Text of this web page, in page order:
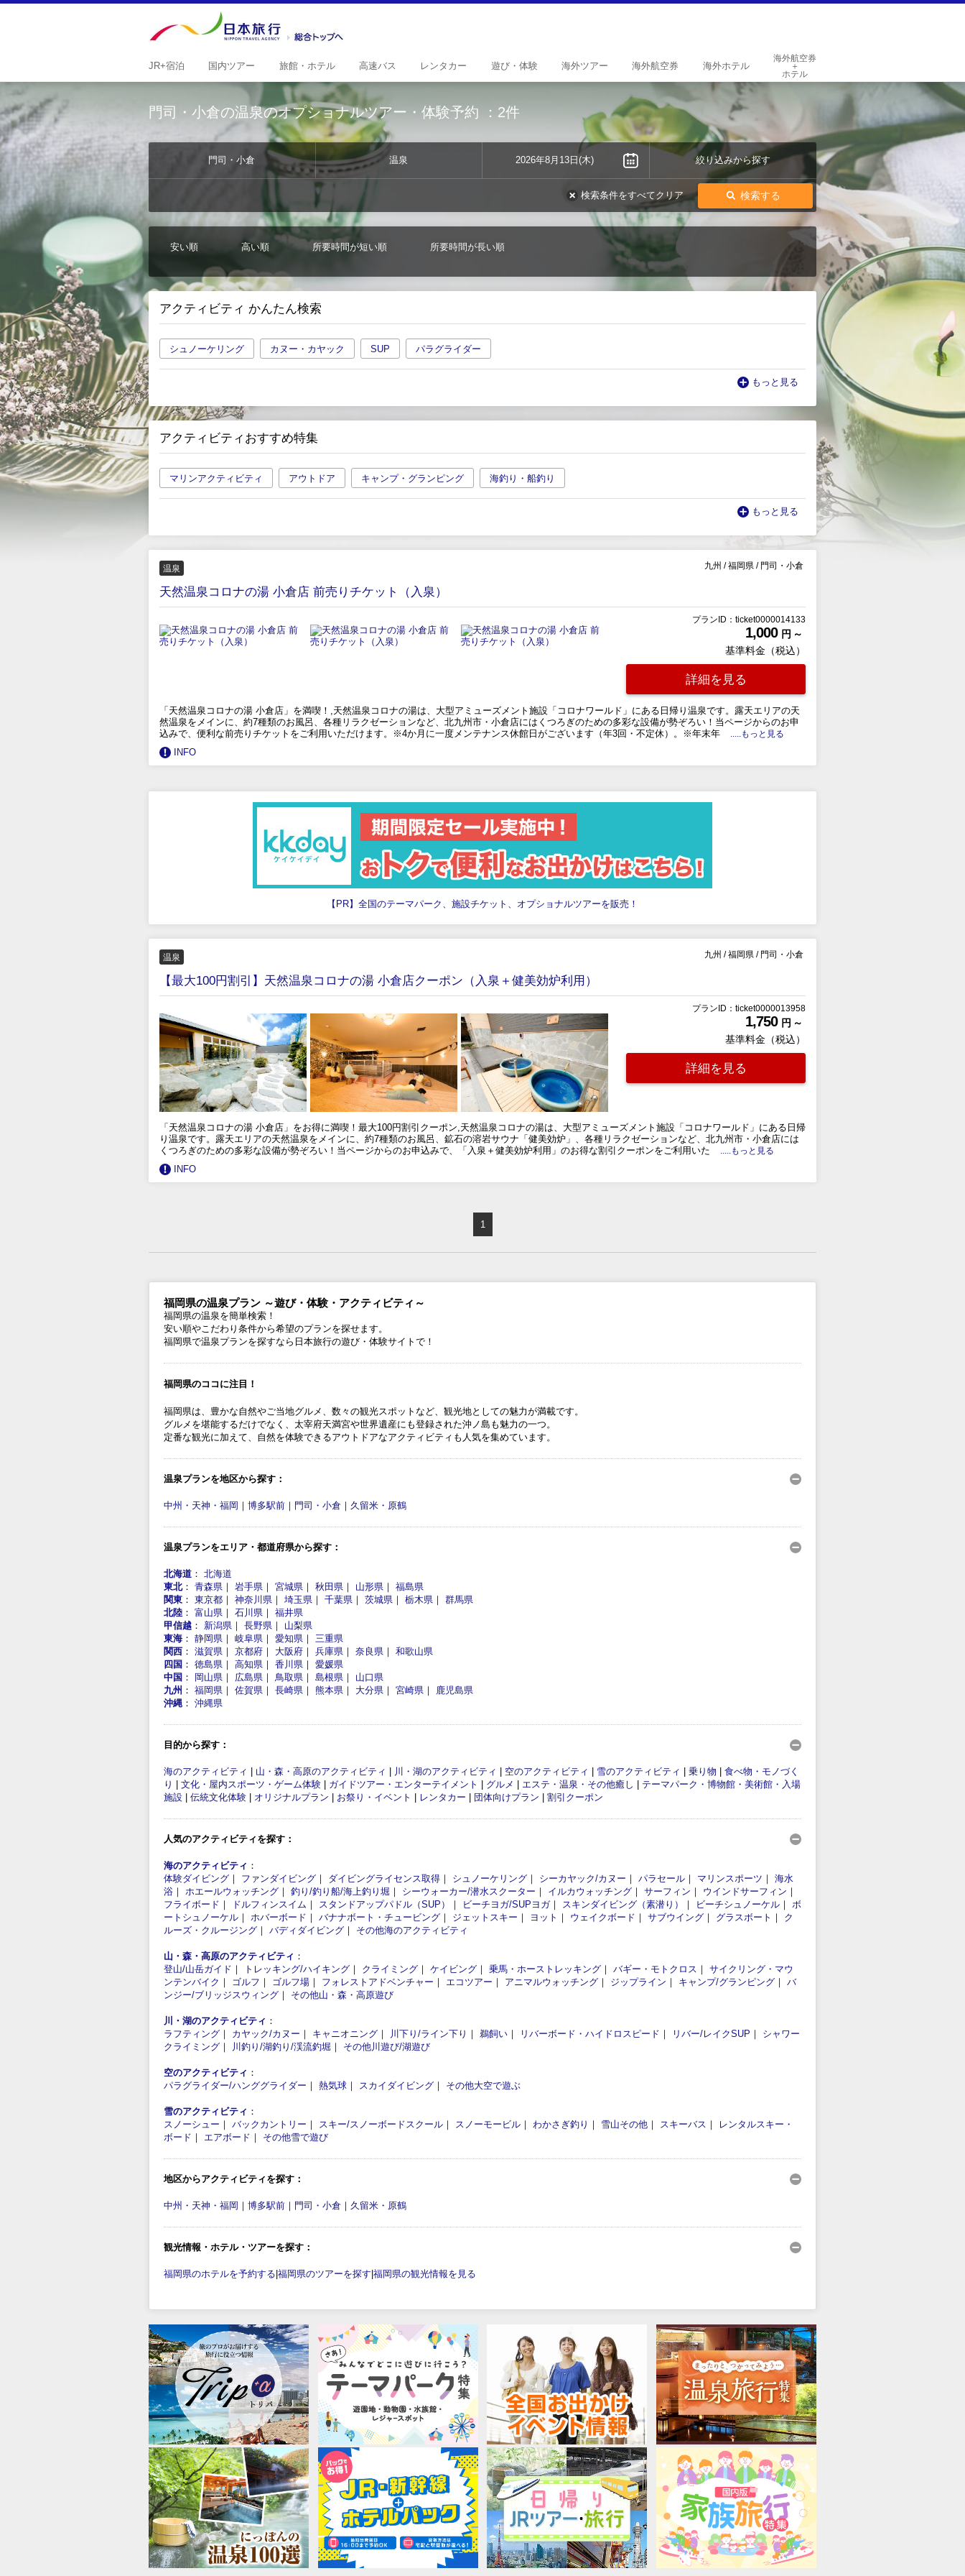
JR+宿泊 国内ツアー 旅館・ ホテル 高速バス レンタ カー 遊び・ 体験 海外ツアー 海外航空券 海外ホテル
海外航空券
＋
ホテル
門司・小倉の温泉のオプショナルツアー・体験予約 ：2件
門司・小倉 温泉 2026年8月13日(木) 絞り込みから探す
検索する
検索条件をすべてクリア
安い順 高い順 所要時間が短い順 所要時間が長い順
アクティビティ かんたん検索
シュノーケリング カヌー・カヤック SUP パラグライダー
もっと見る
アクティビティおすすめ特集
マリンアクティビティ アウトドア キャンプ・グランピング 海釣り・船釣り
もっと見る
温泉 九州 / 福岡県 / 門司・小倉
天然温泉コロナの湯 小倉店 前売りチケット（入泉）
プランID：ticket0000014133
1,000 円 ～
基準料金（税込）
詳細を見る
「天然温泉コロナの湯 小倉店」を満喫！,天然温泉コロナの湯は、大型アミューズメント施設「コロナワールド」にある日帰り温泉です。露天エリアの天
然温泉をメインに、約7種類のお風呂、各種リラクゼーションなど、北九州市・小倉店にはくつろぎのための多彩な設備が勢ぞろい！当ページからのお申
込みで、便利な前売りチケットをご利用いただけます。※4か月に一度メンテナンス休館日がございます（年3回・不定休）。※年末年
.....もっと見る
INFO
【PR】全国のテーマパーク、施設チケット、オプショナルツアーを販売！
温泉 九州 / 福岡県 / 門司・小倉
【最大100円割引】天然温泉コロナの湯 小倉店クーポン（入泉＋健美効炉利用）
プランID：ticket0000013958
1,750 円 ～
基準料金（税込）
詳細を見る
「天然温泉コロナの湯 小倉店」をお得に満喫！最大100円割引クーポン,天然温泉コロナの湯は、大型アミューズメント施設「コロナワールド」にある日帰
り温泉です。露天エリアの天然温泉をメインに、約7種類のお風呂、鉱石の溶岩サウナ「健美効炉」、各種リラクゼーションなど、北九州市・小倉店には
くつろぎのための多彩な設備が勢ぞろい！当ページからのお申込みで、「入泉＋健美効炉利用」のお得な割引クーポンをご利用いた
.....もっと見る
INFO
1
福岡県の温泉プラン ～遊び・体験・アクティビティ～
福岡県の温泉を簡単検索！
安い順やこだわり条件から希望のプランを探せます。
福岡県で温泉プランを探すなら日本旅行の遊び・体験サイトで！
福岡県のココに注目！
福岡県は、豊かな自然やご当地グルメ、数々の観光スポットなど、観光地としての魅力が満載です。
グルメを堪能するだけでなく、太宰府天満宮や世界遺産にも登録された沖ノ島も魅力の一つ。
定番な観光に加えて、自然を体験できるアウトドアなアクティビティも人気を集めています。
温泉プランを地区から探す：
中州・天神・福岡 ｜ 博多駅前 ｜ 門司・小倉 ｜ 久留米・原鶴
温泉プランをエリア・都道府県から探す：
北海道 ： 北海道
東北： 青森県 ｜ 岩手県 ｜ 宮城県 ｜ 秋田県 ｜ 山形県 ｜ 福島県
関東 ： 東京都 ｜ 神奈川県 ｜ 埼玉県 ｜ 千葉県 ｜ 茨城県 ｜ 栃木県 ｜ 群馬県
北陸 ： 富山県 ｜ 石川県 ｜ 福井県
甲信越 ： 新潟県 ｜ 長野県 ｜ 山梨県
東海 ： 静岡県 ｜ 岐阜県 ｜ 愛知県 ｜ 三重県
関西 ： 滋賀県 ｜ 京都府 ｜ 大阪府 ｜ 兵庫県 ｜ 奈良県 ｜ 和歌山県
四国 ： 徳島県 ｜ 高知県 ｜ 香川県 ｜ 愛媛県
中国 ： 岡山県 ｜ 広島県 ｜ 鳥取県 ｜ 島根県 ｜ 山口県
九州 ： 福岡県 ｜ 佐賀県 ｜ 長崎県 ｜ 熊本県 ｜ 大分県 ｜ 宮崎県 ｜
鹿児島県
沖縄 ： 沖縄県
目的から探す：
海のアクティビティ 山・森・高原のアクティビティ 川・湖のアクティビティ 空のアクティビティ 雪のアクティビティ 乗り物
食べ物・モノづく
り
文化・屋内スポーツ・ゲーム体験 ガイドツアー・エンターテイメント グルメ エステ・温泉・その他癒し
テーマパーク・博物館・美術館・入場
施設
伝統文化体験 オリジナルプラン お祭り・イベント レンタカー 団体向けプラン 割引クーポン
人気のアクティビティを探す：
海のアクティビティ ：
体験ダイビング ｜ ファンダイビング ｜ ダイビングライセンス取得 ｜ シュノーケリング ｜ シーカヤック/カヌー ｜ パラセール ｜ マリンスポーツ ｜ 海水
浴 ｜ ホエールウォッチング ｜ 釣り/釣り船/海上釣り堀 ｜ シーウォーカー/潜水スクーター ｜ イルカウォッチング ｜ サーフィン ｜ ウインドサーフィン ｜
フライボード ｜ ドルフィンスイム ｜ スタンドアップパドル（SUP） ｜ ビーチヨガ/SUPヨガ｜ スキンダイビング（素潜り） ｜ ビーチシュノーケル ｜ ボ
ートシュノーケル ｜ ホバーボード ｜ バナナボート・チュービング ｜ ジェットスキー ｜ ヨット ｜ ウェイクボード ｜ サブウイング ｜ グラスボート ｜ ク
ルーズ・クルージング ｜ バディダイビング ｜ その他海のアクティビティ
山・森・高原のアクティビティ ：
登山/山岳ガイド ｜ トレッキング/ハイキング ｜ クライミング ｜ ケイビング ｜ 乗馬・ホーストレッキング ｜ バギー・モトクロス ｜ サイクリング・マウ
ンテンバイク ｜ ゴルフ ｜ ゴルフ場 ｜ フォレストアドベンチャー ｜ エコツアー ｜ アニマルウォッチング ｜ ジップライン ｜ キャンプ/グランピング ｜ バ
ンジー/ブリッジスウィング ｜ その他山・森・高原遊び
川・湖のアクティビティ ：
ラフティング ｜ カヤック/カヌー ｜ キャニオニング ｜ 川下り/ライン下り ｜ 鵜飼い ｜ リバーボード・ハイドロスピード ｜ リバー/レイクSUP ｜ シャワー
クライミング ｜ 川釣り/湖釣り/渓流釣堀 ｜ その他川遊び/湖遊び
空のアクティビティ ：
パラグライダー/ハンググライダー ｜ 熱気球 ｜ スカイダイビング ｜ その他大空で遊ぶ
雪のアクティビティ ：
スノーシュー ｜ バックカントリー ｜ スキー/スノーボードスクール ｜ スノーモービル ｜ わかさぎ釣り ｜ 雪山その他 ｜ スキーバス ｜
レンタルスキー・
ボード ｜ エアボード ｜ その他雪で遊び
地区からアクティビティを探す：
中州・天神・福岡 ｜ 博多駅前 ｜ 門司・小倉 ｜ 久留米・原鶴
観光情報・ホテル・ツアーを探す：
福岡県のホテルを予約する 福岡県のツアーを探す 福岡県の観光情報を見る